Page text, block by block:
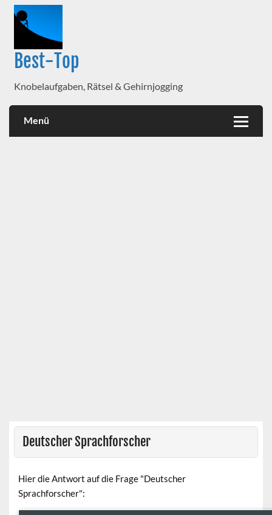
Best-Top
Knobelaufgaben, Rätsel & Gehirnjogging
Menü
Deutscher Sprachforscher
Hier die Antwort auf die Frage "Deutscher
Sprachforscher":